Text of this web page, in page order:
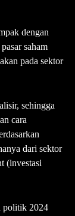
dengan
saham
pada sektor
sehingga
cara
dari sektor
(investasi
politik 2024